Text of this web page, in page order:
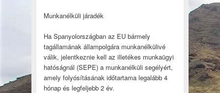
Munkanélküli járadék
Ha Spanyolországban az EU bármely
tagállamának állampolgára munkanélkülivé
válik, jelentkeznie kell az illetékes munkaügyi
hatóságnál (SEPE) a munkanélküli segélyért,
amely folyósításának időtartama legalább 4
hónap és legfeljebb 2 év.